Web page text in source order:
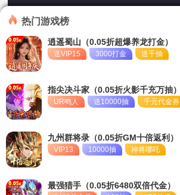
转游活动
冠名活动
永久单日累充活动
币
币
热门游戏榜
逍遥蜀山（0.05折超爆养龙打金）
送VIP15 3000打金 送千抽
指尖决斗家（0.05折火影千充万抽）
UR鸣人 送10000抽 千元代金券
九州群将录（0.05折GM十倍返利）
VIP13 10000抽 神将哪吒
最强猎手（0.05折6480双倍代金）